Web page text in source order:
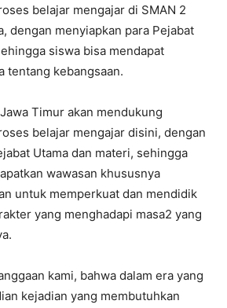
belajar mengajar di SMAN 2
dengan menyiapkan para Pejabat
siswa bisa mendapat
tentang kebangsaan.
Timur akan mendukung
belajar mengajar disini, dengan
Utama dan materi, sehingga
wawasan khususnya
untuk memperkuat dan mendidik
yang menghadapi masa2 yang
kami, bahwa dalam era yang
kejadian yang membutuhkan